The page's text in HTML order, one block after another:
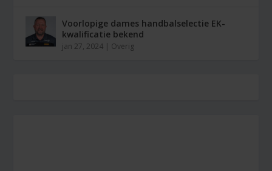
Voorlopige dames handbalselectie EK-
kwalificatie bekend
jan 27, 2024 | Overig